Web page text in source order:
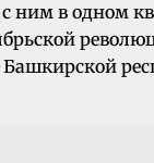
в одном